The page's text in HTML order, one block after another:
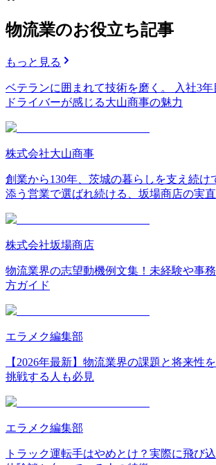
物流業のお役立ち記事
もっと見る
ベテランに囲まれて技術を磨く。 入社3
ドライバーが感じる大山商事の魅力
株式会社大山商事
創業から130年、茨城の暮らしを支え続け
添う営業で選ばれ続ける、坂場商店の実
株式会社坂場商店
物流業界の志望動機例文集！未経験や事
方ガイド
エラメク編集部
【2026年最新】物流業界の課題と将来性
挑戦する人も必見
エラメク編集部
トラック運転手はやめとけ？実際に飛び